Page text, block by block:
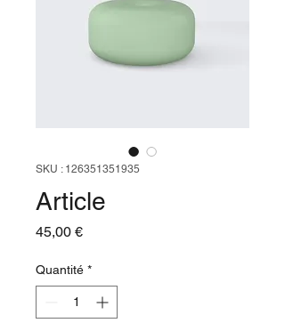
SKU : 126351351935
Article
45,00 €Prix
Quantité *